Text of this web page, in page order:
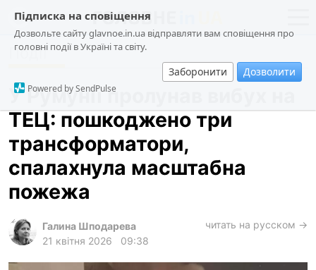
Підписка на сповіщення
Дозвольте сайту glavnoe.in.ua відправляти вам сповіщення про
головні події в Україні та світу.
Заборонити Дозволити
Powered by SendPulse
новини
про проєкт
суспільство
події
кримінал
техно
лонгріди
Події
У Румунії пролунав вибух на
ТЕЦ: пошкоджено три
трансформатори,
спалахнула масштабна
пожежа
Галина Шподарева
21 квітня 2026
09:38
читать на русском →